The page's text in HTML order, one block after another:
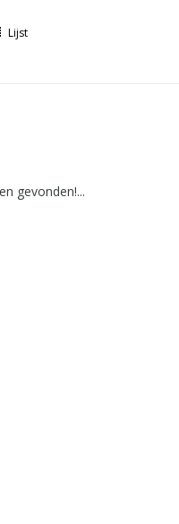
Lijst
gevonden!...